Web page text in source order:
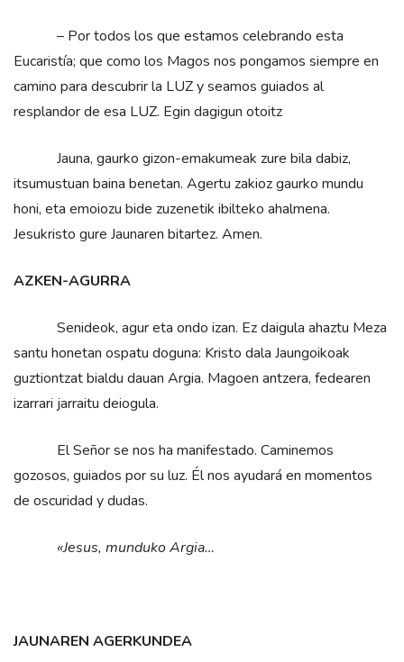
– Por todos los que estamos celebrando esta
Eucaristía; que como los Magos nos pongamos siempre en
camino para descubrir la LUZ y seamos guiados al
resplandor de esa LUZ. Egin dagigun otoitz
Jauna, gaurko gizon-emakumeak zure bila dabiz,
itsumustuan baina benetan. Agertu zakioz gaurko mundu
honi, eta emoiozu bide zuzenetik ibilteko ahalmena.
Jesukristo gure Jaunaren bitartez. Amen.
AZKEN-AGURRA
Senideok, agur eta ondo izan. Ez daigula ahaztu Meza
santu honetan ospatu doguna: Kristo dala Jaungoikoak
guztiontzat bialdu dauan Argia. Magoen antzera, fedearen
izarrari jarraitu deiogula.
El Señor se nos ha manifestado. Caminemos
gozosos, guiados por su luz. Él nos ayudará en momentos
de oscuridad y dudas.
«Jesus, munduko Argia…
JAUNAREN AGERKUNDEA